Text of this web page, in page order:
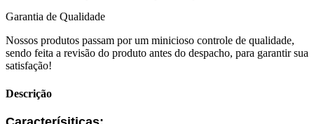
Garantia de Qualidade
Nossos produtos passam por um minicioso controle de qualidade,
sendo feita a revisão do produto antes do despacho, para garantir sua
satisfação!
Descrição